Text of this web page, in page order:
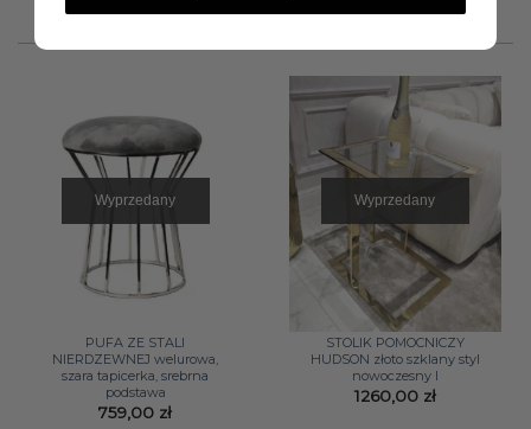
Wyprzedany
PUFA ZE STALI
NIERDZEWNEJ welurowa,
szara tapicerka, srebrna
podstawa
759,00 zł
Wyprzedany
STOLIK POMOCNICZY
HUDSON złoto szklany styl
nowoczesny I
1260,00 zł